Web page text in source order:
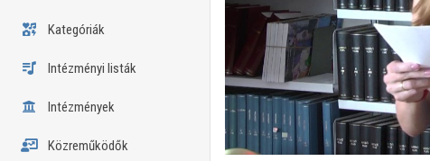
Kategóriák
Intézményi listák
Intézmények
Közreműködők